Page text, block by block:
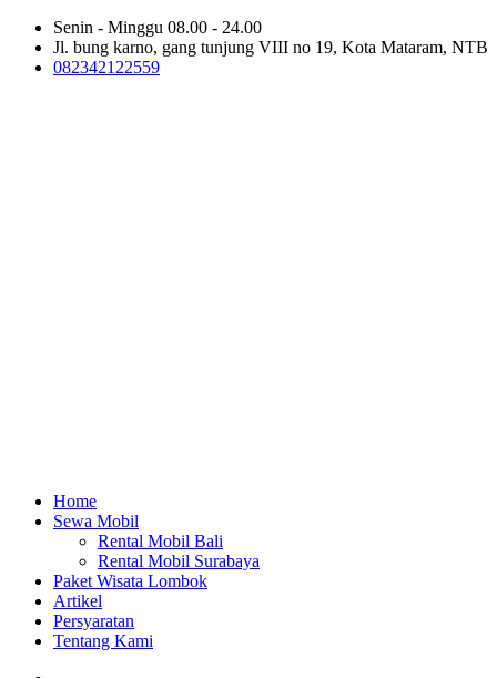
Senin - Minggu 08.00 - 24.00
Jl. bung karno, gang tunjung VIII no 19, Kota Mataram, NTB
082342122559
Home
Sewa Mobil
Rental Mobil Bali
Rental Mobil Surabaya
Paket Wisata Lombok
Artikel
Persyaratan
Tentang Kami